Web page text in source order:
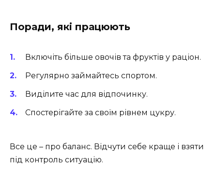
Поради, які працюють
Включіть більше овочів та фруктів у раціон.
Регулярно займайтесь спортом.
Виділите час для відпочинку.
Спостерігайте за своїм рівнем цукру.
Все це – про баланс. Відчути себе краще і взяти
під контроль ситуацію.